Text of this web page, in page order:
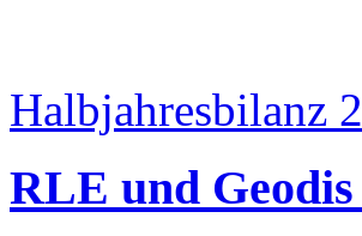
Halbjahresbilanz
RLE und